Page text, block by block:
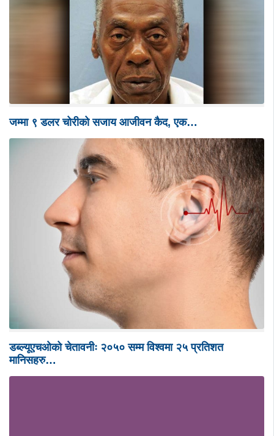
जम्मा ९ डलर चोरीको सजाय आजीवन कैद, एक…
डब्ल्यूएचओको चेतावनीः २०५० सम्म विश्वमा २५ प्रतिशत
मानिसहरु…